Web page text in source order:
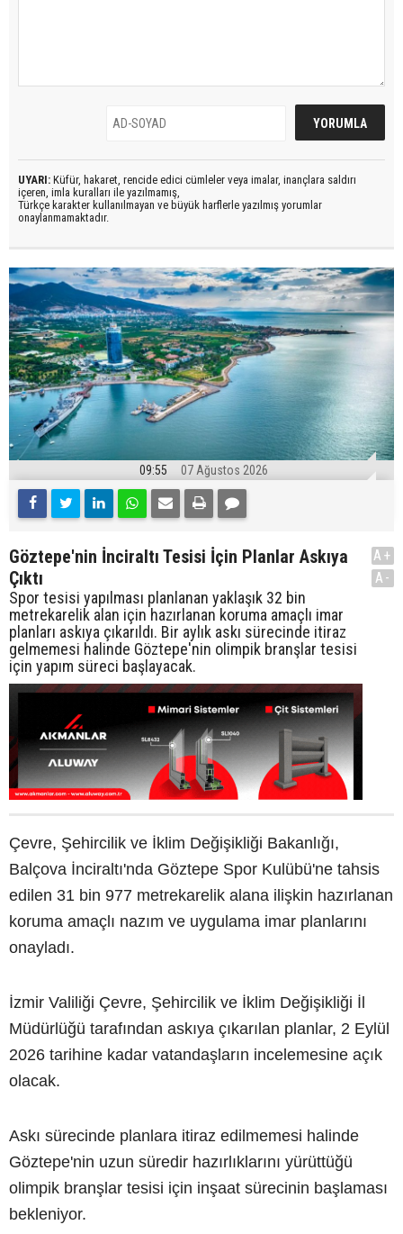
UYARI: Küfür, hakaret, rencide edici cümleler veya imalar, inançlara saldırı
içeren, imla kuralları ile yazılmamış,
Türkçe karakter kullanılmayan ve büyük harflerle yazılmış yorumlar
onaylanmamaktadır.
09:55 07 Ağustos 2026
Göztepe'nin İnciraltı Tesisi İçin Planlar Askıya
Çıktı
Spor tesisi yapılması planlanan yaklaşık 32 bin
metrekarelik alan için hazırlanan koruma amaçlı imar
planları askıya çıkarıldı. Bir aylık askı sürecinde itiraz
gelmemesi halinde Göztepe'nin olimpik branşlar tesisi
için yapım süreci başlayacak.
A+
A-
Çevre, Şehircilik ve İklim Değişikliği Bakanlığı,
Balçova İnciraltı'nda Göztepe Spor Kulübü'ne tahsis
edilen 31 bin 977 metrekarelik alana ilişkin hazırlanan
koruma amaçlı nazım ve uygulama imar planlarını
onayladı.
İzmir Valiliği Çevre, Şehircilik ve İklim Değişikliği İl
Müdürlüğü tarafından askıya çıkarılan planlar, 2 Eylül
2026 tarihine kadar vatandaşların incelemesine açık
olacak.
Askı sürecinde planlara itiraz edilmemesi halinde
Göztepe'nin uzun süredir hazırlıklarını yürüttüğü
olimpik branşlar tesisi için inşaat sürecinin başlaması
bekleniyor.